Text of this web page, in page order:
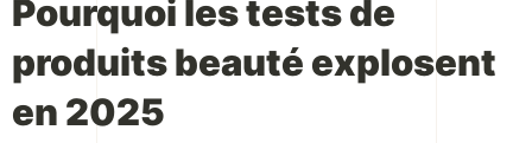
Pourquoi les tests de
produits beauté explosent
en 2025